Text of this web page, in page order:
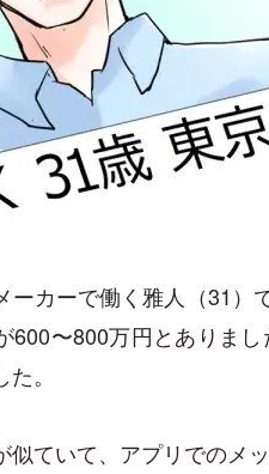
ーカーで働く雅人（31）
600〜800万円とありま
。
似ていて、アプリでのメ